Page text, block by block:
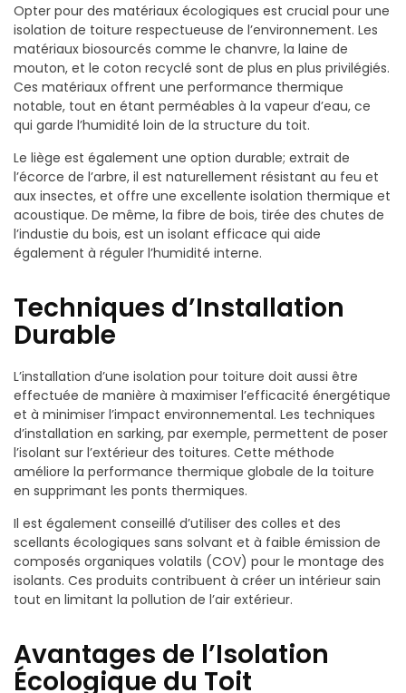
Opter pour des matériaux écologiques est crucial pour une
isolation de toiture respectueuse de l’environnement. Les
matériaux biosourcés comme le chanvre, la laine de
mouton, et le coton recyclé sont de plus en plus privilégiés.
Ces matériaux offrent une performance thermique
notable, tout en étant perméables à la vapeur d’eau, ce
qui garde l’humidité loin de la structure du toit.
Le liège est également une option durable; extrait de
l’écorce de l’arbre, il est naturellement résistant au feu et
aux insectes, et offre une excellente isolation thermique et
acoustique. De même, la fibre de bois, tirée des chutes de
l’industie du bois, est un isolant efficace qui aide
également à réguler l’humidité interne.
Techniques d’Installation
Durable
L’installation d’une isolation pour toiture doit aussi être
effectuée de manière à maximiser l’efficacité énergétique
et à minimiser l’impact environnemental. Les techniques
d’installation en sarking, par exemple, permettent de poser
l’isolant sur l’extérieur des toitures. Cette méthode
améliore la performance thermique globale de la toiture
en supprimant les ponts thermiques.
Il est également conseillé d’utiliser des colles et des
scellants écologiques sans solvant et à faible émission de
composés organiques volatils (COV) pour le montage des
isolants. Ces produits contribuent à créer un intérieur sain
tout en limitant la pollution de l’air extérieur.
Avantages de l’Isolation
Écologique du Toit